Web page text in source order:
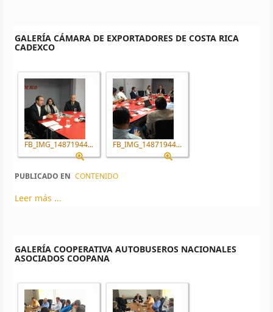
GALERÍA CÁMARA DE EXPORTADORES DE COSTA RICA
CADEXCO
FB_IMG_14871944... FB_IMG_14871944...
PUBLICADO EN CONTENIDO
Leer más ...
GALERÍA COOPERATIVA AUTOBUSEROS NACIONALES
ASOCIADOS COOPANA